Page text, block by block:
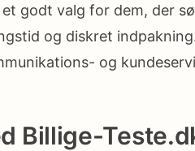
godt valg for dem, der
og diskret
og
Billige-